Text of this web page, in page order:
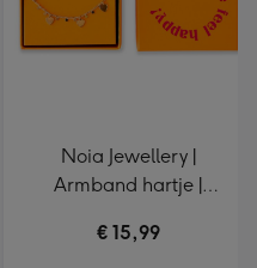
Noia Jewellery |
Armband hartje |
€ 15,99